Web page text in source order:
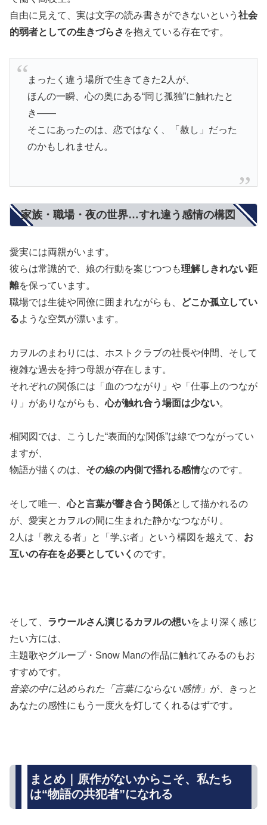
自由に見えて、実は文字の読み書きができないという 社会
的弱者としての生きづらさ を抱えている存在です。
まったく違う場所で生きてきた2人が、
ほんの一瞬、心の奥にある“同じ孤独”に触れたと
き——
そこにあったのは、恋ではなく、「赦し」だった
のかもしれません。
家族・職場・夜の世界…すれ違う感情の構図
愛実には両親がいます。
彼らは常識的で、娘の行動を案じつつも理解しきれない距
離を保っています。
職場では生徒や同僚に囲まれながらも、
どこか孤立してい
るような空気が漂います。
カヲルのまわりには、ホストクラブの社長や仲間、そして
複雑な過去を持つ母親が存在します。
それぞれの関係には「血のつながり」や「仕事上のつなが
り」がありながらも、心が触れ合う場面は少ない。
相関図では、こうした“表面的な関係”は線でつながってい
ますが、
物語が描くのは、 その線の内側で揺れる感情なのです。
そして唯一、心と言葉が響き合う関係として描かれるの
が、愛実とカヲルの間に生まれた静かなつながり。
2人は「教える者」と「学ぶ者」という構図を越えて、 お
互いの存在を必要としていく のです。
そして、 ラウールさん演じるカヲルの想いをより深く感じ
たい方には、
主題歌やグループ・Snow Manの作品に触れてみるのもお
すすめです。
音楽の中に込められた「言葉にならない感情」 が、きっと
あなたの感性にもう一度火を灯してくれるはずです。
まとめ｜原作がないからこそ、私たち
は“物語の共犯者”になれる